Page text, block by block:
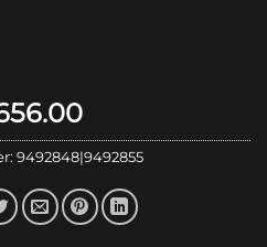
9492848|9492855